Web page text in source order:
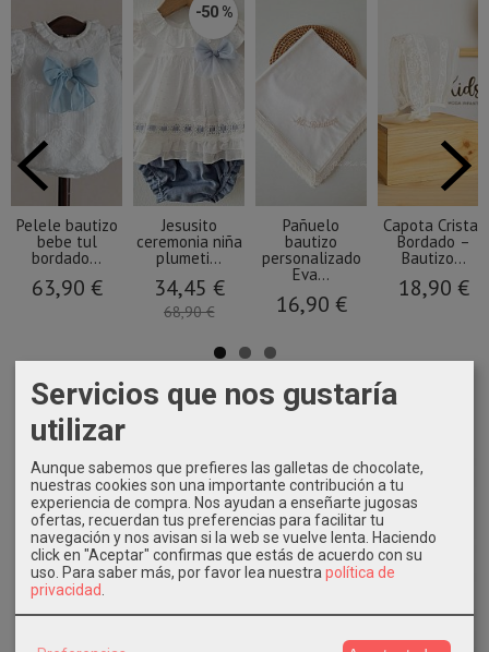
Pelele bautizo
bebe tul
bordado...
63,90 €
-50 %
Jesusito
ceremonia niña
plumeti...
34,45 €
68,90 €
Pañuelo
bautizo
personalizado
Eva...
16,90 €
Capota Cristal
Bordado –
Bautizo...
18,90 €
Servicios que nos gustaría
utilizar
Aunque sabemos que prefieres las galletas de chocolate,
nuestras cookies son una importante contribución a tu
experiencia de compra. Nos ayudan a enseñarte jugosas
ofertas, recuerdan tus preferencias para facilitar tu
navegación y nos avisan si la web se vuelve lenta. Haciendo
click en "Aceptar" confirmas que estás de acuerdo con su
uso. Para saber más, por favor lea nuestra política de
privacidad